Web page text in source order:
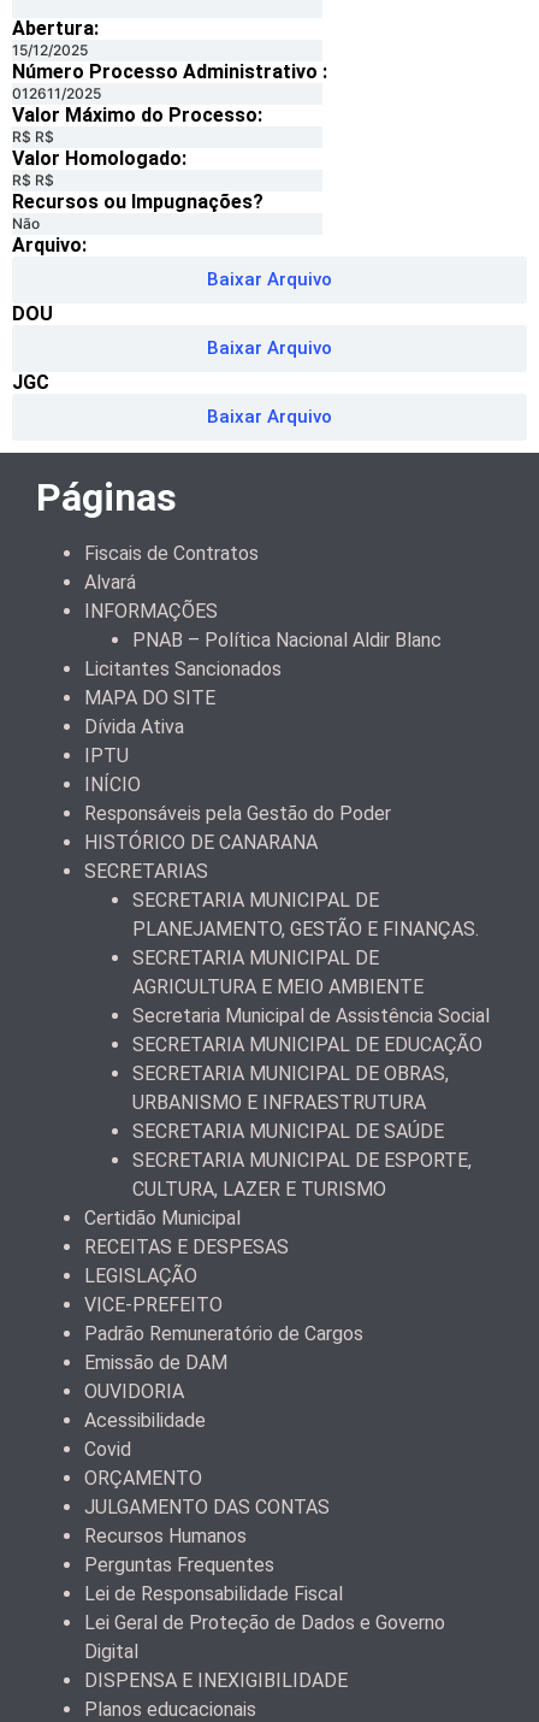
Abertura:
15/12/2025
Número Processo Administrativo :
012611/2025
Valor Máximo do Processo: ​
R$ R$
Valor Homologado: ​
R$ R$
Recursos ou Impugnações? ​
Não
Arquivo:
Baixar Arquivo
DOU
Baixar Arquivo
JGC
Baixar Arquivo
Páginas
Fiscais de Contratos
Alvará
INFORMAÇÕES
PNAB – Política Nacional Aldir Blanc
Licitantes Sancionados
MAPA DO SITE
Dívida Ativa
IPTU
INÍCIO
Responsáveis pela Gestão do Poder
HISTÓRICO DE CANARANA
SECRETARIAS
SECRETARIA MUNICIPAL DE
PLANEJAMENTO, GESTÃO E FINANÇAS.
SECRETARIA MUNICIPAL DE
AGRICULTURA E MEIO AMBIENTE
Secretaria Municipal de Assistência Social
SECRETARIA MUNICIPAL DE EDUCAÇÃO
SECRETARIA MUNICIPAL DE OBRAS,
URBANISMO E INFRAESTRUTURA
SECRETARIA MUNICIPAL DE SAÚDE
SECRETARIA MUNICIPAL DE ESPORTE,
CULTURA, LAZER E TURISMO
Certidão Municipal
RECEITAS E DESPESAS
LEGISLAÇÃO
VICE-PREFEITO
Padrão Remuneratório de Cargos
Emissão de DAM
OUVIDORIA
Acessibilidade
Covid
ORÇAMENTO
JULGAMENTO DAS CONTAS
Recursos Humanos
Perguntas Frequentes
Lei de Responsabilidade Fiscal
Lei Geral de Proteção de Dados e Governo
Digital
DISPENSA E INEXIGIBILIDADE
Planos educacionais